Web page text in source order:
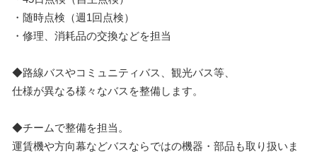
・随時点検（週1回点検）
・修理、消耗品の交換などを担当
◆路線バスやコミュニティバス、観光バス等、
仕様が異なる様々なバスを整備します。
◆チームで整備を担当。
運賃機や方向幕などバスならではの機器・部品も取り扱いま